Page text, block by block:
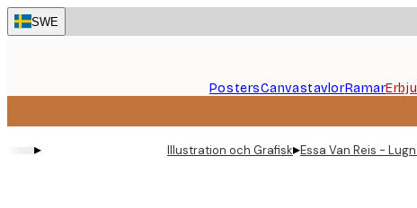
Skip
to
SWE
PostersCanvastavlorRamar
▸ Illustration och Grafisk▸Essa Van Reis -